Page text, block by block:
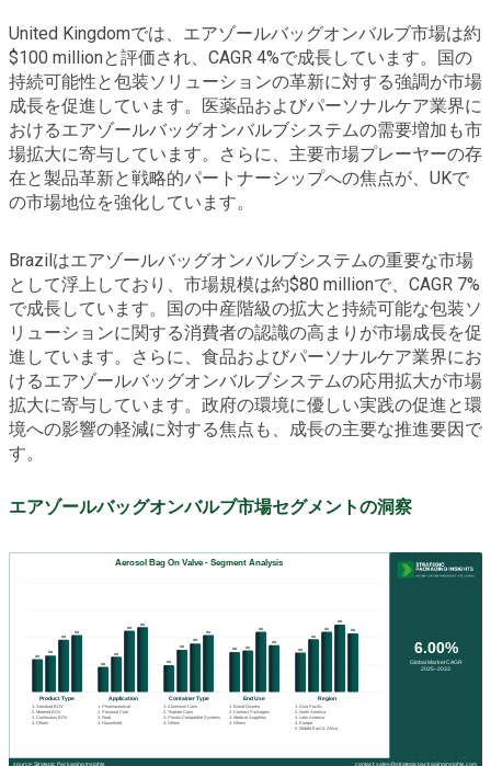
United Kingdomでは、エアゾールバッグオンバルブ市場は約
$100 millionと評価され、CAGR 4%で成長しています。国の
持続可能性と包装ソリューションの革新に対する強調が市場
成長を促進しています。医薬品およびパーソナルケア業界に
おけるエアゾールバッグオンバルブシステムの需要増加も市
場拡大に寄与しています。さらに、主要市場プレーヤーの存
在と製品革新と戦略的パートナーシップへの焦点が、UKで
の市場地位を強化しています。
Brazilはエアゾールバッグオンバルブシステムの重要な市場
として浮上しており、市場規模は約$80 millionで、CAGR 7%
で成長しています。国の中産階級の拡大と持続可能な包装ソ
リューションに関する消費者の認識の高まりが市場成長を促
進しています。さらに、食品およびパーソナルケア業界にお
けるエアゾールバッグオンバルブシステムの応用拡大が市場
拡大に寄与しています。政府の環境に優しい実践の促進と環
境への影響の軽減に対する焦点も、成長の主要な推進要因で
す。
エアゾールバッグオンバルブ市場セグメントの洞察